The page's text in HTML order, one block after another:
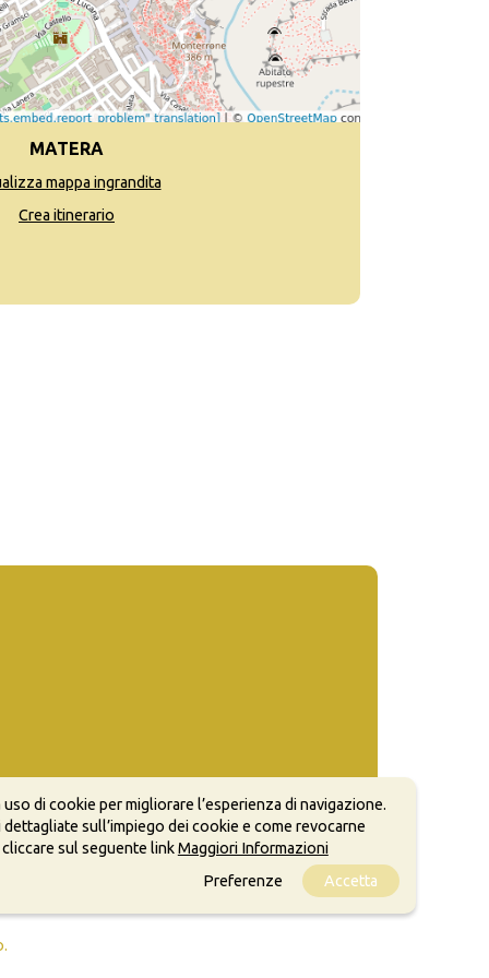
MATERA
mappa ingrandita
Crea itinerario
anche a scopi commerciali, a condizione che
uso di cookie per migliorare l’esperienza di navigazione.
sull’impiego dei cookie e come revocarne
sul seguente linkMaggiori Informazioni
Preferenze
Accetta